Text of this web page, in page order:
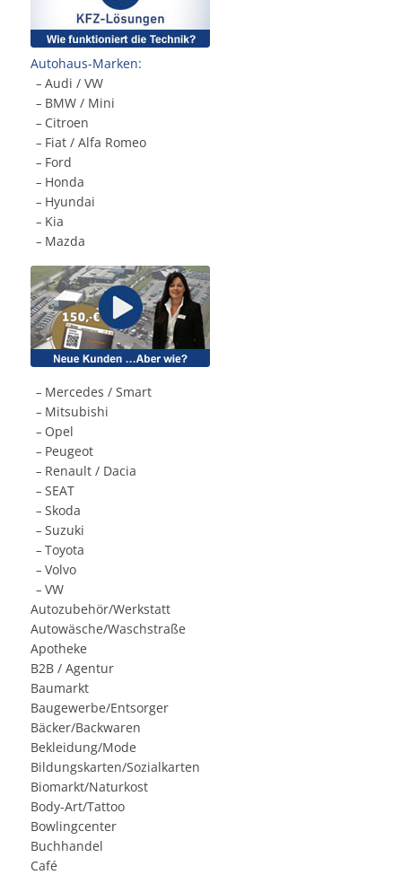
Autohaus-Marken:
– Audi / VW
– BMW / Mini
– Citroen
– Fiat / Alfa Romeo
– Ford
– Honda
– Hyundai
– Kia
– Mazda
– Mercedes / Smart
– Mitsubishi
– Opel
– Peugeot
– Renault / Dacia
– SEAT
– Skoda
– Suzuki
– Toyota
– Volvo
– VW
Autozubehör/Werkstatt
Autowäsche/Waschstraße
Apotheke
B2B / Agentur
Baumarkt
Baugewerbe/Entsorger
Bäcker/Backwaren
Bekleidung/Mode
Bildungskarten/Sozialkarten
Biomarkt/Naturkost
Body-Art/Tattoo
Bowlingcenter
Buchhandel
Café